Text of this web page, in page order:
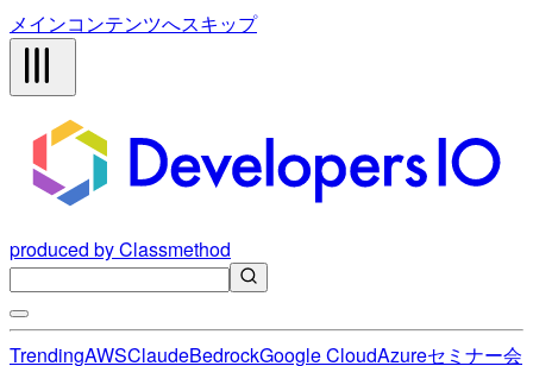
メインコンテンツへスキップ
produced by Classmethod
TrendingAWSClaudeBedrockGoogle CloudAzureセミナー会